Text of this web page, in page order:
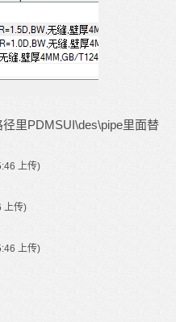
径里PDMSUI\des\pipe里面替
上传)
上传)
上传)